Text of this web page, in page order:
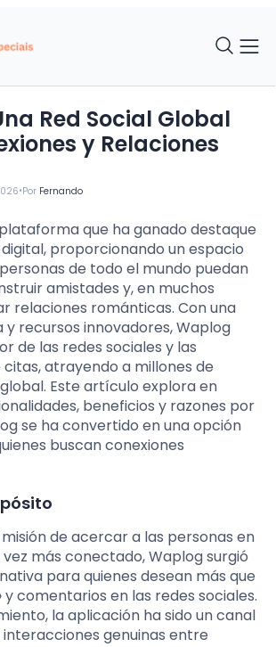
•Por Fernando
Red Social Global
y Relaciones
que ha ganado destaque
proporcionando un espacio
de todo el mundo puedan
amistades y, en muchos
relaciones románticas. Con una
recursos innovadores, Waplog
de las redes sociales y las
atrayendo a millones de
Este artículo explora en
beneficios y razones por
se ha convertido en una opción
buscan conexiones
de acercar a las personas en
más conectado, Waplog surgió
para quienes desean más que
y comentarios en las redes sociales.
la aplicación ha sido un canal
genuinas entre